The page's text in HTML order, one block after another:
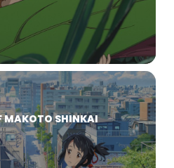
MAKOTO SHINKAI